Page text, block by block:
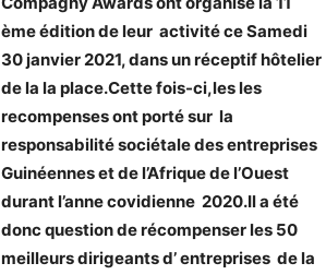
ème édition de leur activité ce Samedi
30 janvier 2021, dans un réceptif hôtelier
de la la place.Cette fois-ci,les les
recompenses ont porté sur la
responsabilité sociétale des entreprises
Guinéennes et de l’Afrique de l’Ouest
durant l’anne covidienne 2020.Il a été
donc question de récompenser les 50
meilleurs dirigeants d’ entreprises de la